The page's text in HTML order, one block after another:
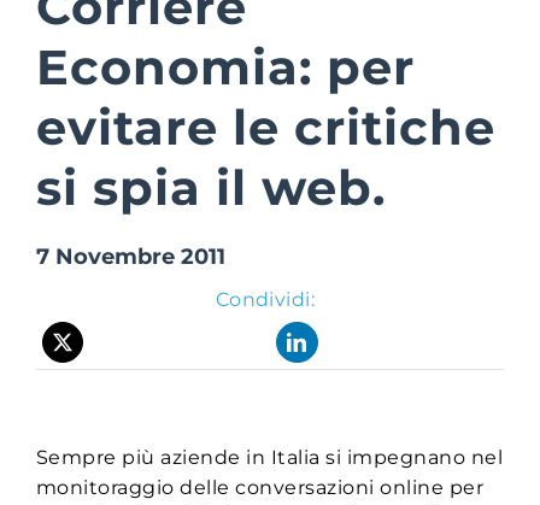
Suite Login
Economia: per
evitare le critiche
si spia il web.
7 Novembre 2011
Condividi:
Sempre più aziende in Italia si impegnano nel
monitoraggio delle conversazioni online per